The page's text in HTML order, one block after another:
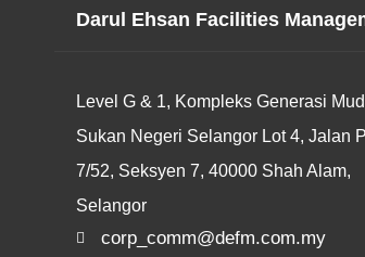
Darul Ehsan Facilities
Level G & 1, Kompleks Generasi
Sukan Negeri Selangor Lot 4, Jalan
7/52, Seksyen 7, 40000 Shah Alam,
Selangor
corp_comm@defm.com.my